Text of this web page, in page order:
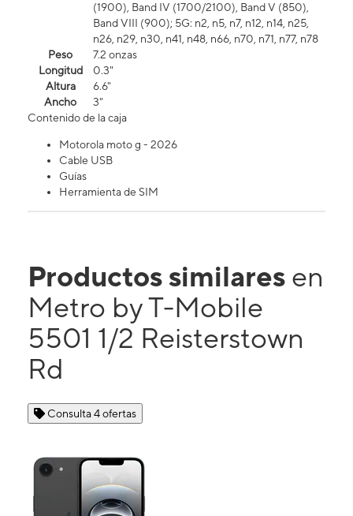
(1900), Band IV (1700/2100), Band V (850),
Band VIII (900); 5G: n2, n5, n7, n12, n14, n25,
n26, n29, n30, n41, n48, n66, n70, n71, n77, n78
Peso
7.2 onzas
Longitud
0.3"
Altura
6.6"
Ancho
3"
Contenido de la caja
Motorola moto g - 2026
Cable USB
Guías
Herramienta de SIM
Productos similares en
Metro by T-Mobile
5501 1/2 Reisterstown
Rd
Consulta 4 ofertas